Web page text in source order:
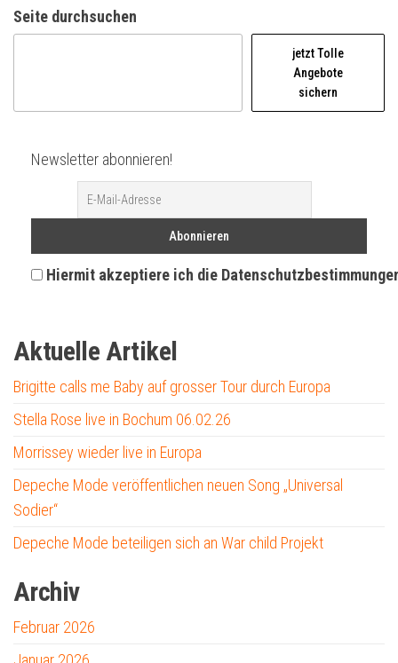
Seite durchsuchen
jetzt Tolle
Angebote
sichern
Newsletter abonnieren!
Hiermit akzeptiere ich die
Aktuelle Artikel
Brigitte calls me Baby auf grosser Tour durch Europa
Stella Rose live in Bochum 06.02.26
Morrissey wieder live in Europa
Depeche Mode veröffentlichen neuen Song „Universal
Sodier“
Depeche Mode beteiligen sich an War child Projekt
Archiv
Februar 2026